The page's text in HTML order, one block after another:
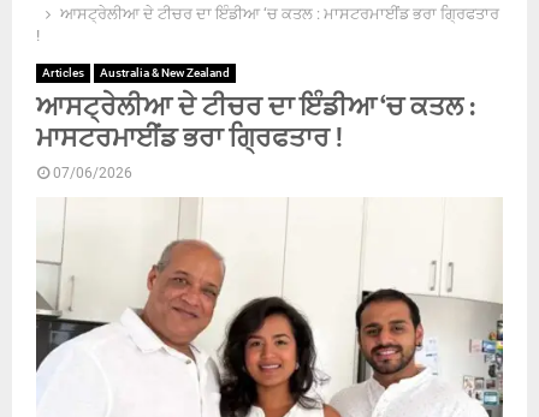
ਆਸਟ੍ਰੇਲੀਆ ਦੇ ਟੀਚਰ ਦਾ ਇੰਡੀਆ ‘ਚ ਕਤਲ : ਮਾਸਟਰਮਾਈਂਡ ਭਰਾ ਗ੍ਰਿਫਤਾਰ
!
Articles Australia & New Zealand
ਆਸਟ੍ਰੇਲੀਆ ਦੇ ਟੀਚਰ ਦਾ ਇੰਡੀਆ ‘ਚ ਕਤਲ :
ਮਾਸਟਰਮਾਈਂਡ ਭਰਾ ਗ੍ਰਿਫਤਾਰ !
07/06/2026